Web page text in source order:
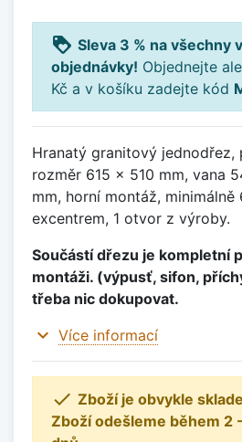
loyalty Sleva 3 % na všechny
objednávky! Objednejte
Kč a v košíku zadejte kód
Hranatý granitový jednodřez,
rozměr 615 x 510 mm, vana
mm, horní montáž, minimálně
excentrem, 1 otvor z výroby.
Součástí dřezu je kompletní
montáži. (výpusť, sifon,
třeba nic dokupovat.
expand_more Více informací
 Zboží je obvykle
Zboží odešleme během 2